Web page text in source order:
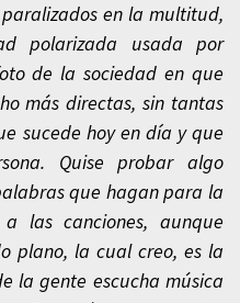
en la multitud,
polarizada usada por
de la sociedad en que
más directas, sin tantas
sucede hoy en día y que
Quise probar algo
que hagan para la
las canciones, aunque
plano, la cual creo, es la
la gente escucha música